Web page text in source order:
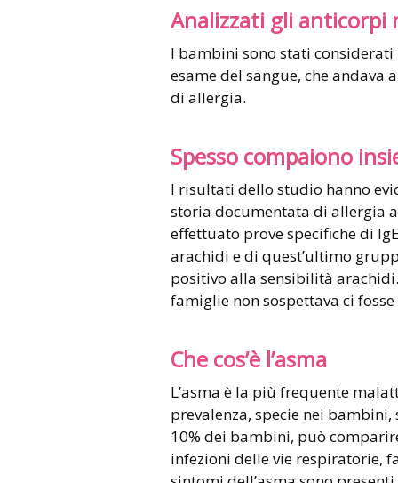
Analizzati gli anticorpi
I bambini sono stati
esame del sangue, che andava
di allergia.
Spesso compaiono
I risultati dello studio hanno
storia documentata di allergia
effettuato prove specifiche di
arachidi e di quest’ultimo
positivo alla sensibilità
famiglie non sospettava ci
Che cos’è l’asma
L’asma è la più frequente
prevalenza, specie nei
10% dei bambini, può
infezioni delle vie respiratorie,